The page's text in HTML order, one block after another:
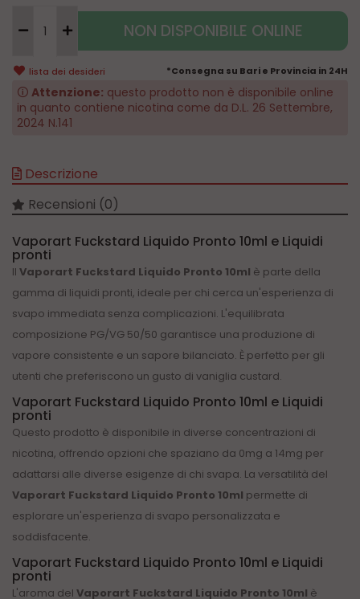
NON DISPONIBILE ONLINE
lista dei desideri *Consegna su Bari e Provincia in 24H
🛈 Attenzione: questo prodotto non è disponibile online
in quanto contiene nicotina come da D.L. 26 Settembre,
2024 N.141
Descrizione
Recensioni (0)
Vaporart Fuckstard Liquido Pronto 10ml e Liquidi
pronti
Il Vaporart Fuckstard Liquido Pronto 10ml è parte della
gamma di liquidi pronti, ideale per chi cerca un'esperienza di
svapo immediata senza complicazioni. L'equilibrata
composizione PG/VG 50/50 garantisce una produzione di
vapore consistente e un sapore bilanciato. È perfetto per gli
utenti che preferiscono un gusto di vaniglia custard.
Vaporart Fuckstard Liquido Pronto 10ml e Liquidi
pronti
Questo prodotto è disponibile in diverse concentrazioni di
nicotina, offrendo opzioni che spaziano da 0mg a 14mg per
adattarsi alle diverse esigenze di chi svapa. La versatilità del
Vaporart Fuckstard Liquido Pronto 10ml permette di
esplorare un'esperienza di svapo personalizzata e
soddisfacente.
Vaporart Fuckstard Liquido Pronto 10ml e Liquidi
pronti
L'aroma del Vaporart Fuckstard Liquido Pronto 10ml è